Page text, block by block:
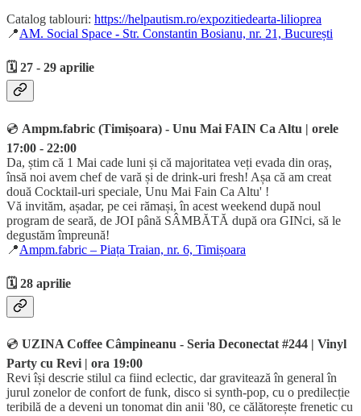
Catalog tablouri: https://helpautism.ro/expozitiedearta-lilioprea
📍AM. Social Space - Str. Constantin Bosianu, nr. 21, București
🗓️ 27 - 29 aprilie
💿 Ampm.fabric (Timișoara) - Unu Mai FAIN Ca Altu | orele
17:00 - 22:00
Da, știm că 1 Mai cade luni și că majoritatea veți evada din oraș,
însă noi avem chef de vară și de drink-uri fresh! Așa că am creat
două Cocktail-uri speciale, Unu Mai Fain Ca Altu' !
Vă invităm, așadar, pe cei rămași, în acest weekend după noul
program de seară, de JOI până SÂMBĂTĂ după ora GINci, să le
degustăm împreună!
📍Ampm.fabric – Piața Traian, nr. 6, Timișoara
🗓️ 28 aprilie
💿 UZINA Coffee Câmpineanu - Seria Deconectat #244 | Vinyl
Party cu Revi | ora 19:00
Revi își descrie stilul ca fiind eclectic, dar gravitează în general în
jurul zonelor de confort de funk, disco si synth-pop, cu o predilecție
teribilă de a deveni un tonomat din anii '80, ce călătorește frenetic cu